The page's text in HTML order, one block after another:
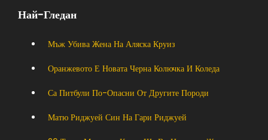
Най-Гледан
Мъж Убива Жена На Аляска Круиз
Оранжевото Е Новата Черна Колючка И Коледа
Са Питбули По-Опасни От Другите Породи
Матю Риджуей Син На Гари Риджуей